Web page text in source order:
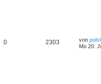
0 2303 von
Mo 20.